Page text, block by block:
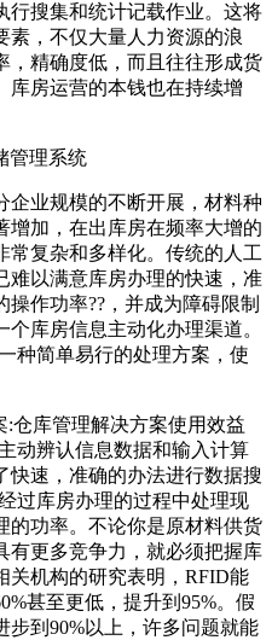
行搜集和统计记载作业。这将
素，不仅大量人力资源的浪
，精确度低，而且往往形成货
库房运营的本钱也在持续增
业规模的不断开展，材料种
增加，在出库房在频率大增的
常复杂和多样化。传统的人工
难以满意库房办理的快速，准
作功率??，并成为障碍限制
库房信息主动化办理渠道。
种简单易行的处理方案，使
库管理解决方案使用效益
动辨认信息数据和输入计算
快速，准确的办法进行数据搜
过库房办理的过程中处理现
的功率。不论你是原材料供货
有更多竞争力，就必须把握库
关机构的研究表明，RFID能
甚至更低，提升到95%。假
到90%以上，许多问题就能